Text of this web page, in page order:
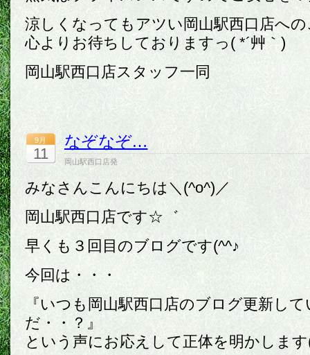
涼しくなってもアツい岡山駅西口店への
心よりお待ちしておりますっ( *´艸｀)
岡山駅西口店スタッフ一同
9月
11
なぞなぞ…
岡山駅西口店発
みなさんこんにちは＼(^o^)／
岡山駅西口店です☆゛
早くも３回目のブログです(^^♪
今回は・・・
『いつも岡山駅西口店のブログ更新し
だ・・？』
という声にお応えして正体を明かします